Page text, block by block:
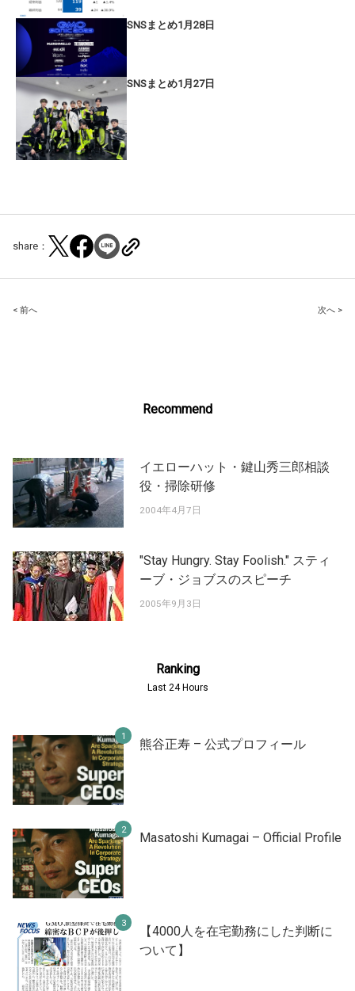
SNSまとめ1月28日
SNSまとめ1月27日
share：
Post
< 前へ 次へ >
Recommend
イエローハット・鍵山秀三郎相談
役・掃除研修
2004年4月7日
"Stay Hungry. Stay Foolish." スティ
ーブ・ジョブスのスピーチ
2005年9月3日
Ranking
Last 24 Hours
熊谷正寿 – 公式プロフィール
Masatoshi Kumagai – Official Profile
【4000人を在宅勤務にした判断に
ついて】